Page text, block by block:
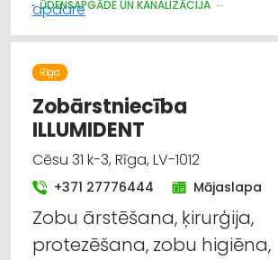
ŪDENSAPGĀDE UN KANALIZĀCIJA
VENTILĀCIJAS UN KONDICIONĒŠANAS
GĀZES APGĀDE
ELEKTROMONTĀŽA, ELEKTROINSTALĀCIJA
Rīga
Zobārstniecība
ILLUMIDENT
Cēsu 31 k-3, Rīga, LV-1012
+371 27776444 Mājaslapa
Zobu ārstēšana, ķirurģija,
protezēšana, zobu higiēna,